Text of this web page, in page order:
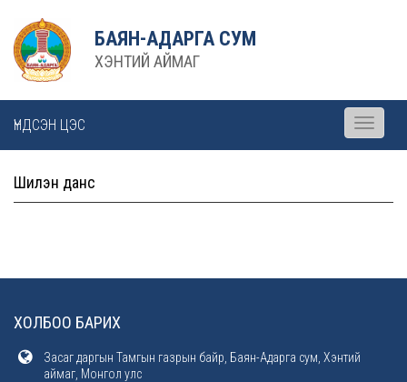
БАЯН-АДАРГА СУМ
ХЭНТИЙ АЙМАГ
ҮНДСЭН ЦЭС
Toggle
Шилэн данс
ХОЛБОО БАРИХ
Засаг даргын Тамгын газрын байр, Баян-Адарга сум, Хэнтий
аймаг, Монгол улс